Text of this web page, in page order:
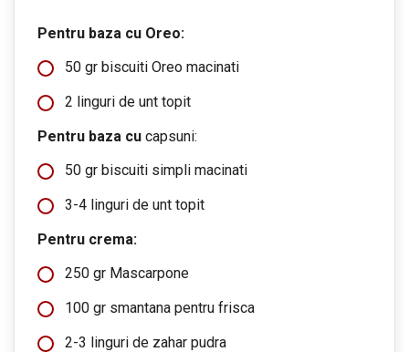
Pentru baza cu Oreo:
50 gr biscuiti Oreo macinati
2 linguri de unt topit
Pentru baza cu capsuni:
50 gr biscuiti simpli macinati
3-4 linguri de unt topit
Pentru crema:
250 gr Mascarpone
100 gr smantana pentru frisca
2-3 linguri de zahar pudra